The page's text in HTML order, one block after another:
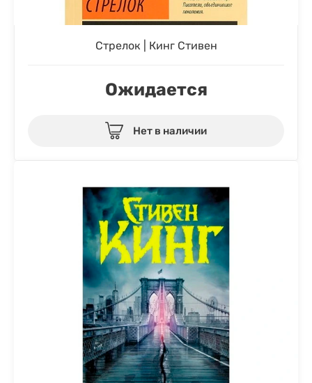
Стрелок | Кинг Стивен
Ожидается
Нет в наличии